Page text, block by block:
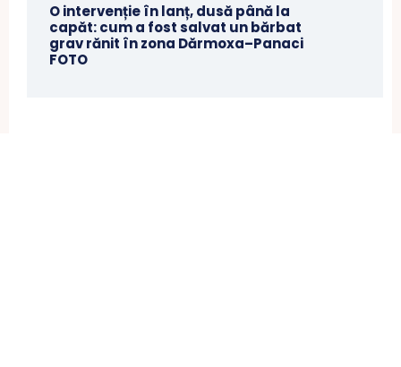
O intervenție în lanț, dusă până la
capăt: cum a fost salvat un bărbat
grav rănit în zona Dărmoxa–Panaci
FOTO